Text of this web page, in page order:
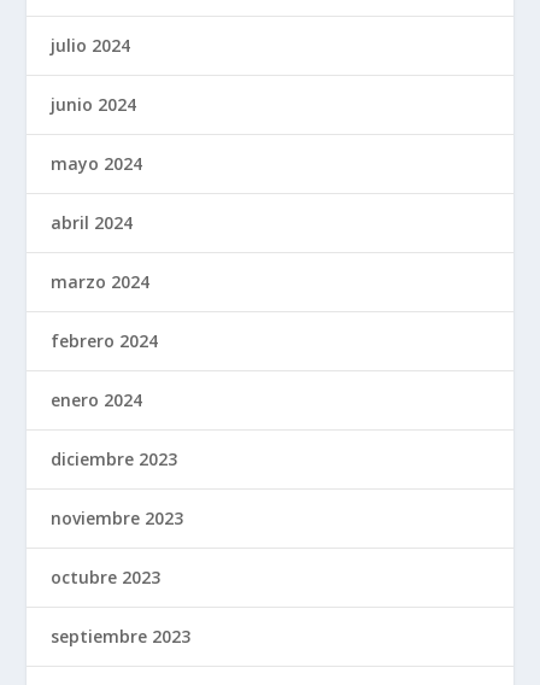
julio 2024
junio 2024
mayo 2024
abril 2024
marzo 2024
febrero 2024
enero 2024
diciembre 2023
noviembre 2023
octubre 2023
septiembre 2023